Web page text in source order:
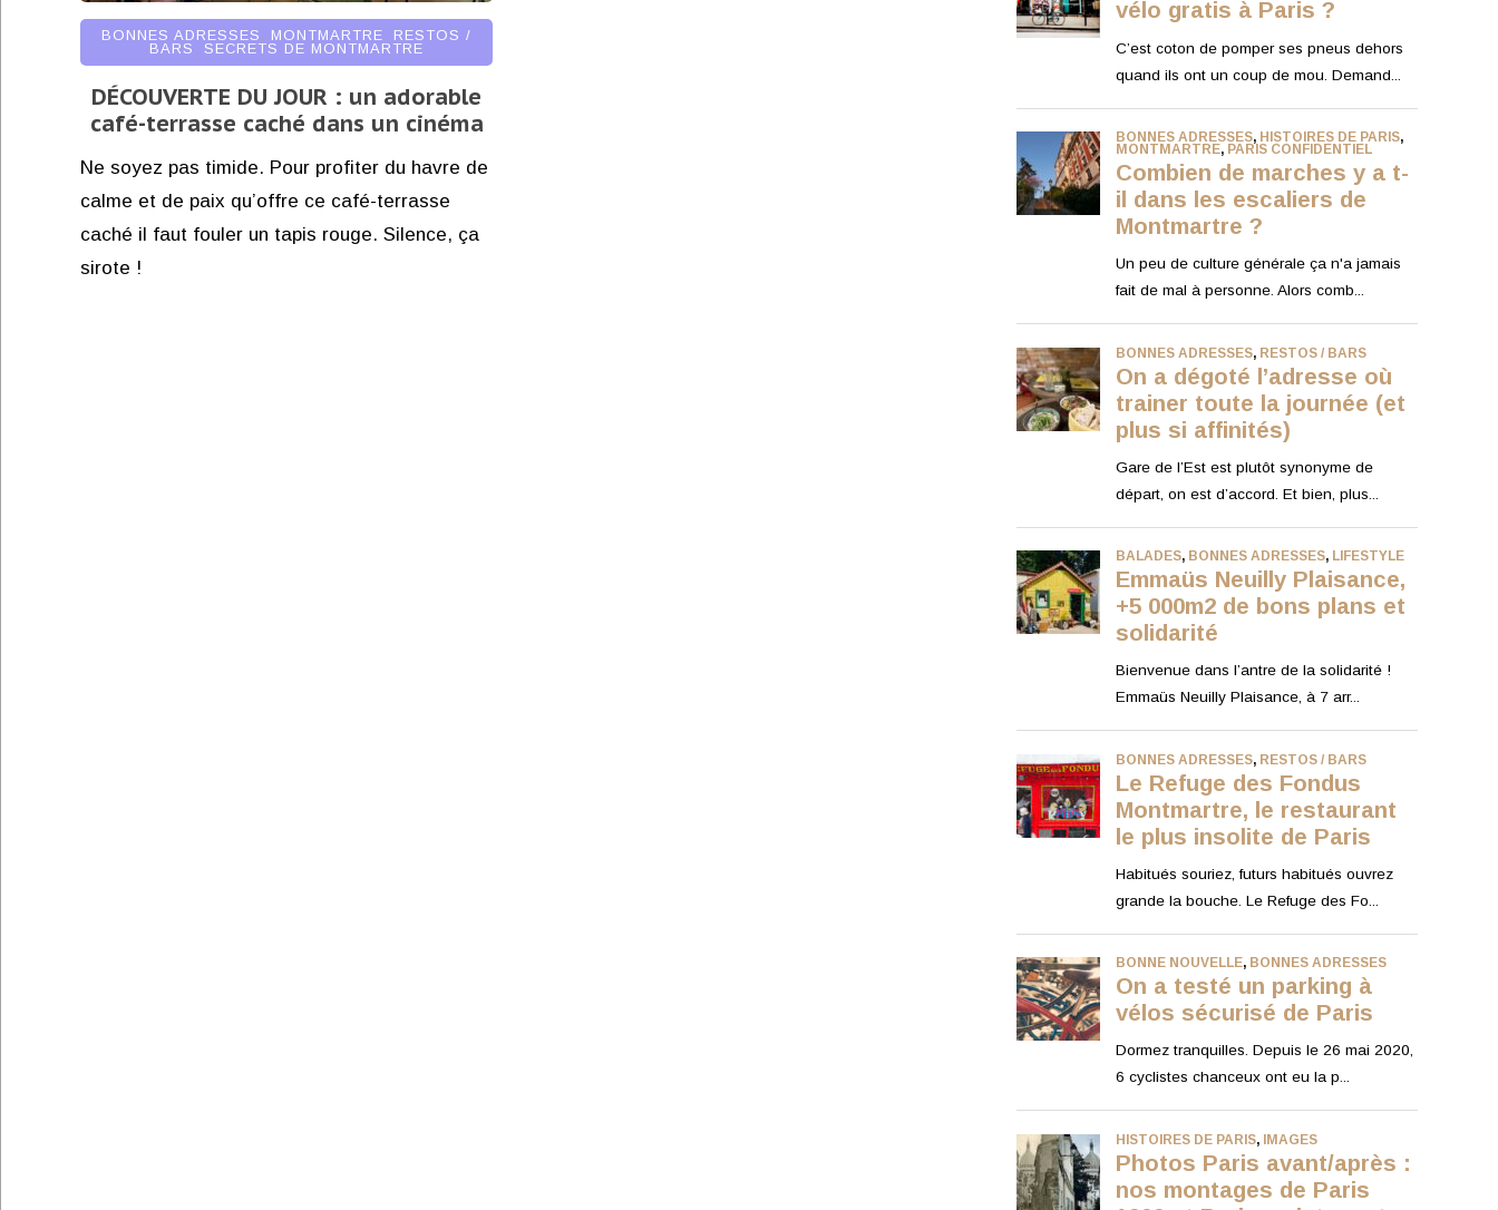
BONNES ADRESSES MONTMARTRE
RESTOS /
BARS
SECRETS DE MONTMARTRE
DÉCOUVERTE DU JOUR : un adorable
café-terrasse caché dans un cinéma
Ne soyez pas timide. Pour profiter du havre de
calme et de paix qu’offre ce café-terrasse
caché il faut fouler un tapis rouge. Silence, ça
sirote !